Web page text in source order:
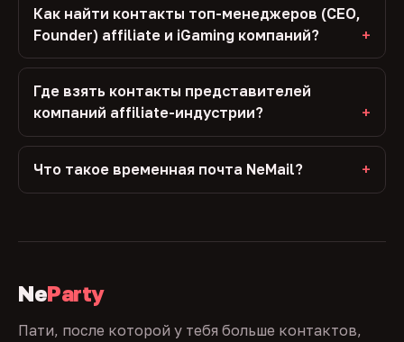
Как найти контакты топ-менеджеров (CEO,
Founder) affiliate и iGaming компаний?
Где взять контакты представителей
компаний affiliate-индустрии?
Что такое временная почта NeMail?
NeParty
Пати, после которой у тебя больше контактов,